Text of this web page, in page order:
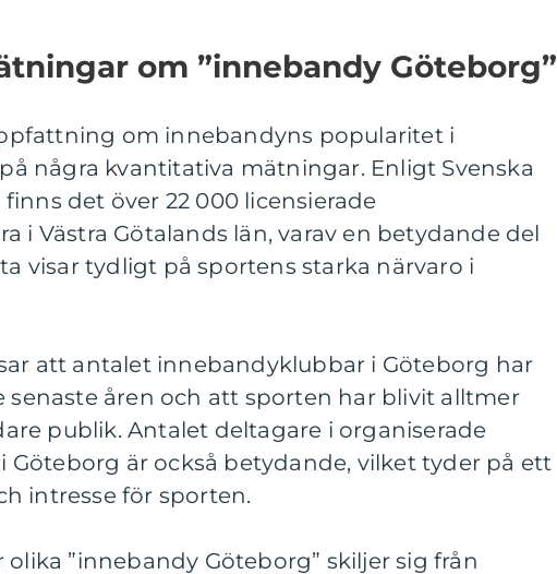
om ”innebandy Göteborg”
om innebandyns popularitet i
några kvantitativa mätningar. Enligt Svenska
det över 22 000 licensierade
i Västra Götalands län, varav en betydande del
visar tydligt på sportens starka närvaro i
att antalet innebandyklubbar i Göteborg har
åren och att sporten har blivit alltmer
publik. Antalet deltagare i organiserade
är också betydande, vilket tyder på ett
intresse för sporten.
”innebandy Göteborg” skiljer sig från